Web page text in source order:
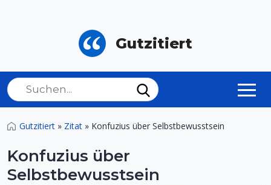
Gutzitiert
Gutzitiert » Zitat » Konfuzius über Selbstbewusstsein
Konfuzius über
Selbstbewusstsein